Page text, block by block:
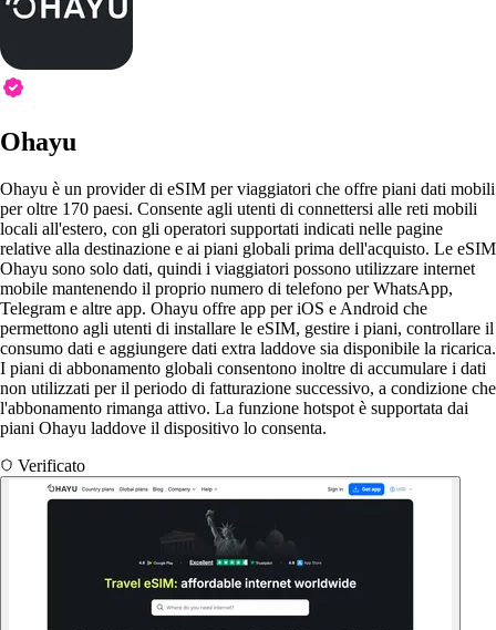
Ohayu
Ohayu è un provider di eSIM per viaggiatori che offre piani dati mobili
per oltre 170 paesi. Consente agli utenti di connettersi alle reti mobili
locali all'estero, con gli operatori supportati indicati nelle pagine
relative alla destinazione e ai piani globali prima dell'acquisto. Le eSIM
Ohayu sono solo dati, quindi i viaggiatori possono utilizzare internet
mobile mantenendo il proprio numero di telefono per WhatsApp,
Telegram e altre app. Ohayu offre app per iOS e Android che
permettono agli utenti di installare le eSIM, gestire i piani, controllare il
consumo dati e aggiungere dati extra laddove sia disponibile la ricarica.
I piani di abbonamento globali consentono inoltre di accumulare i dati
non utilizzati per il periodo di fatturazione successivo, a condizione che
l'abbonamento rimanga attivo. La funzione hotspot è supportata dai
piani Ohayu laddove il dispositivo lo consenta.
Verificato